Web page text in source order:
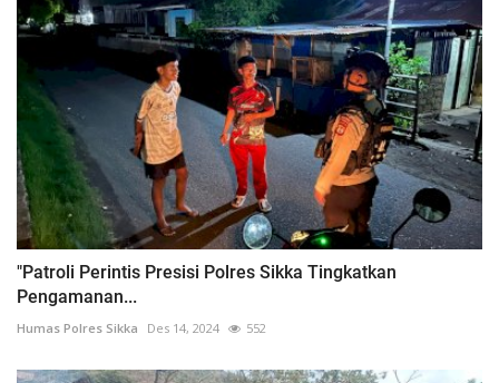
"Patroli Perintis Presisi Polres Sikka Tingkatkan
Pengamanan...
Humas Polres Sikka Des 14, 2024 552